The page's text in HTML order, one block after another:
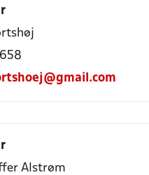
Alstrøm